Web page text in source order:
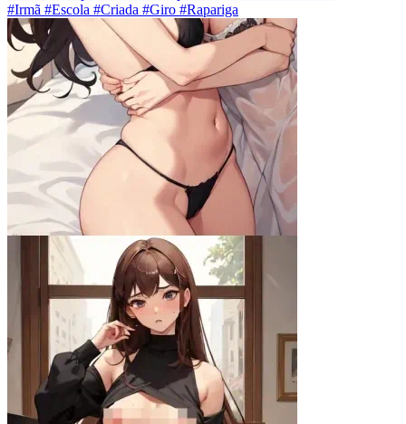
#Irmã #Escola #Criada #Giro #Rapariga